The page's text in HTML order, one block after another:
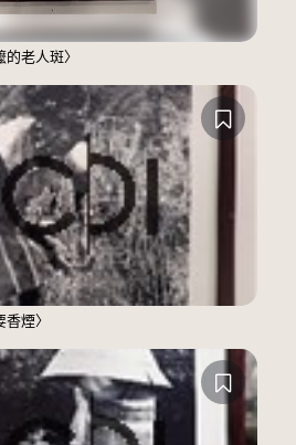
老人斑〉
煙〉